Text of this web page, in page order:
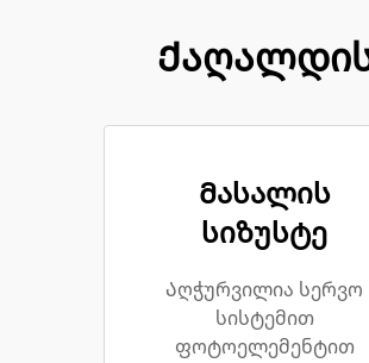
Ქაღალდის
Მასალის
სიზუსტე
Აღჭურვილია სერვო
სისტემით
ფოტოელემენტით